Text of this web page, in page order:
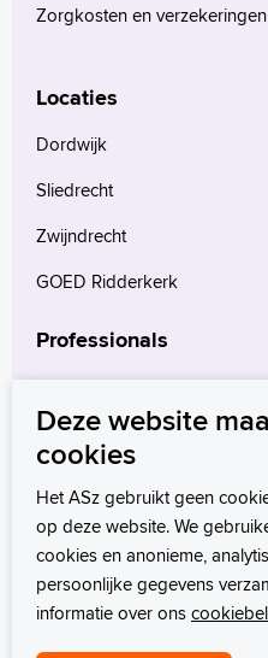
Zorgkosten en verzekeringen
Locaties
Dordwijk
Sliedrecht
Zwijndrecht
GOED Ridderkerk
Professionals
Verwijzers
Wetenschappelijk onderzoek
Deze website
cookies
Het ASz gebruikt geen
op deze website. We
cookies en anonieme,
persoonlijke gegevens
informatie over ons